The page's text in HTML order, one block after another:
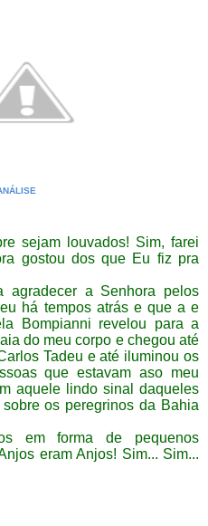
sejam louvados! Sim, farei
gostou dos que Eu fiz pra
agradecer a Senhora pelos
há tempos atrás e que a e
Bompianni revelou para a
do meu corpo e chegou até
Tadeu e até iluminou os
que estavam aso meu
aquele lindo sinal daqueles
os peregrinos da Bahia
em forma de pequenos
eram Anjos! Sim... Sim...